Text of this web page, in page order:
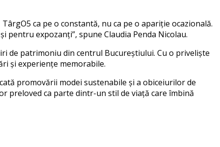
ca pe o constantă, nu ca pe o apariție ocazională.
pentru expozanți”, spune Claudia Penda Nicolau.
de patrimoniu din centrul Bucureștiului. Cu o priveliște
și experiențe memorabile.
promovării modei sustenabile și a obiceiurilor de
preloved ca parte dintr-un stil de viață care îmbină